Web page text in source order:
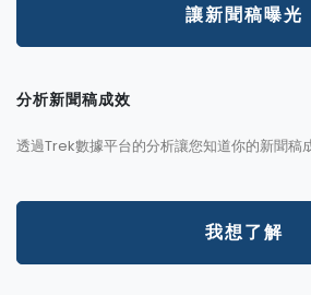
讓新聞稿曝光
分析新聞稿成效
透過Trek數據平台的分析讓您知道你的新聞稿
我想了解